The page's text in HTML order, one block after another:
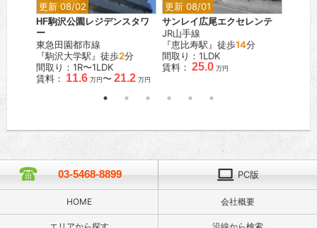
更新 08/02
HF駒沢公園レジデンスタワ
ー
東急田園都市線
『駒沢大学駅』徒歩2分
間取り：1R〜1LDK
賃料： 11.6 万円〜 21.2 万円
更新 08/01
サンレイ広尾エクセレンテ
JR山手線
『恵比寿駅』徒歩14分
間取り：1LDK
賃料： 25.0 万円
03-5468-8899 PC版
HOME 会社概要